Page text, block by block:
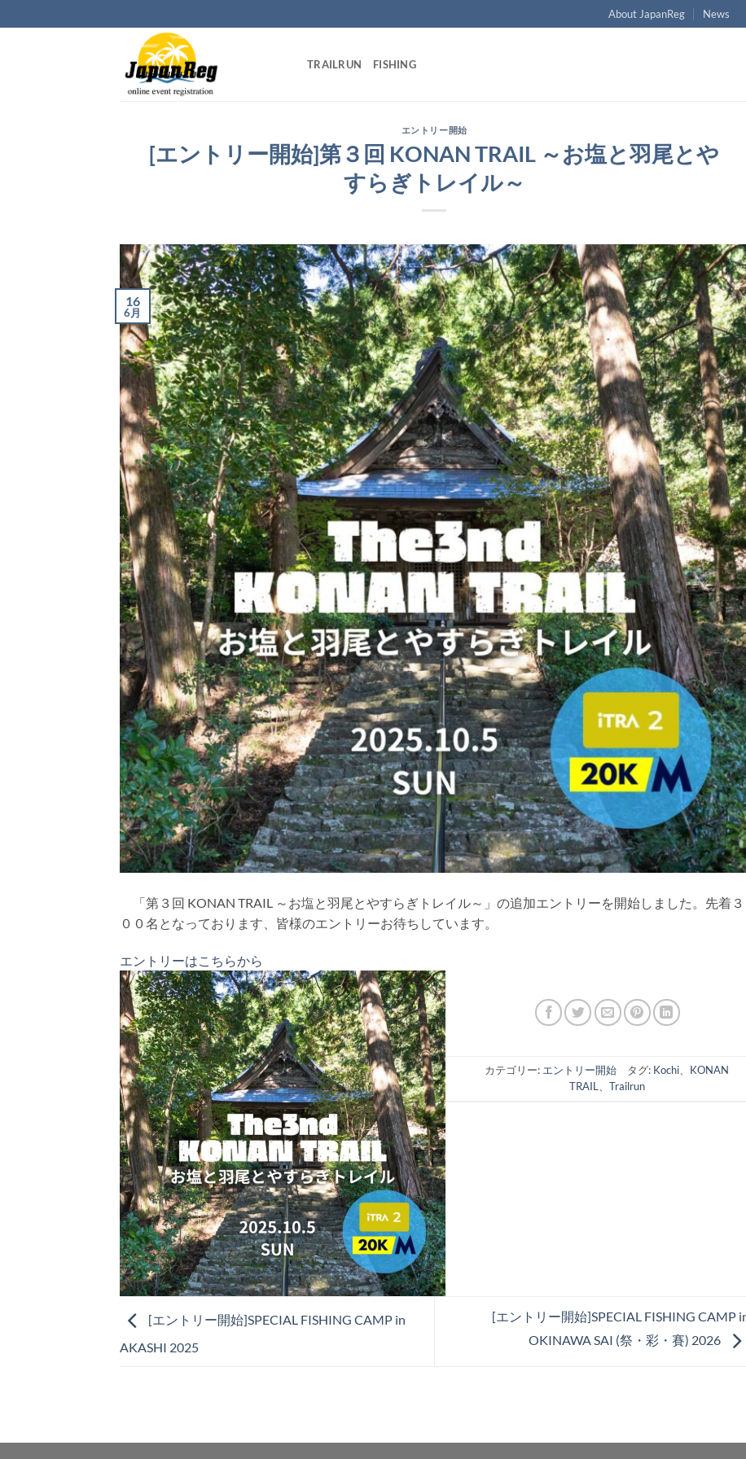
to
About JapanReg News
TRAILRUN FISHING
エントリー開始
[エントリー開始]第３回 KONAN TRAIL ～お塩と羽尾とや
すらぎトレイル～
16
6月
「第３回 KONAN TRAIL ～お塩と羽尾とやすらぎトレイル～」の追加エントリーを開始しました。先着３
００名となっております、皆様のエントリーお待ちしています。
エントリーはこちらから
カテゴリー: エントリー開始 タグ: Kochi、 KONAN
TRAIL、 Trailrun
[エントリー開始]SPECIAL FISHING CAMP in
AKASHI 2025
[エントリー開始]SPECIAL FISHING CAMP
OKINAWA SAI (祭・彩・賽) 2026